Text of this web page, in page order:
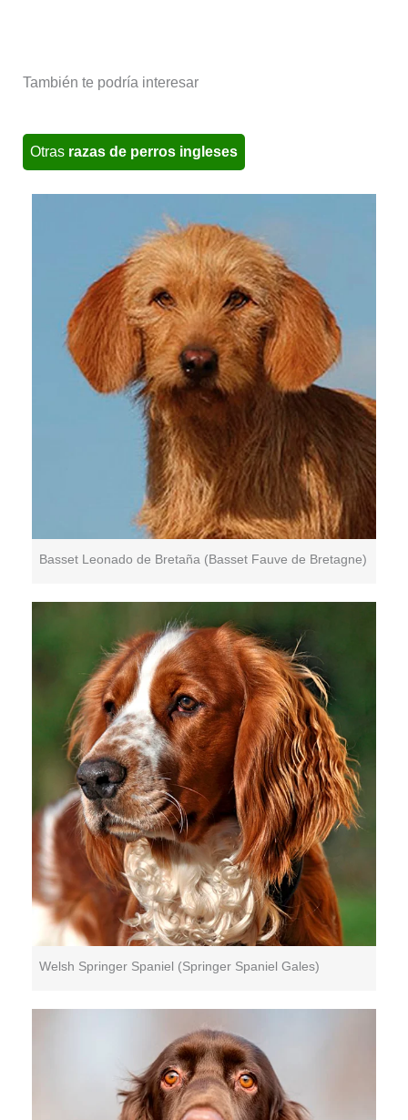
También te podría interesar
Otras razas de perros ingleses
Basset Leonado de Bretaña (Basset Fauve de Bretagne)
Welsh Springer Spaniel (Springer Spaniel Gales)